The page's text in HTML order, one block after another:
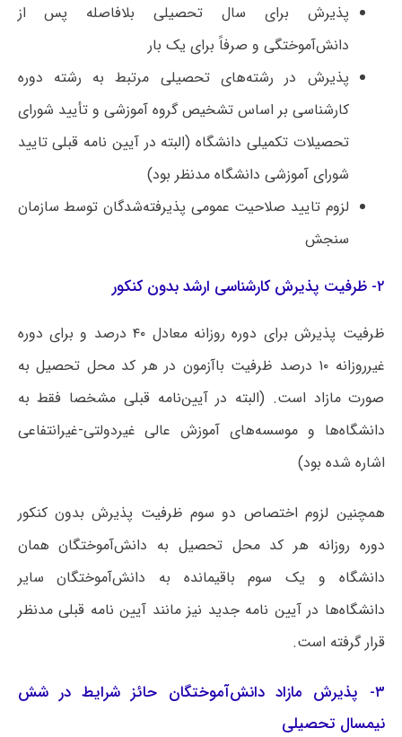
پذیرش برای سال تحصیلی بلافاصله پس از
دانش‌آموختگی و صرفاً برای یک بار
پذیرش در رشته‌های تحصیلی مرتبط به رشته دوره
کارشناسی بر اساس تشخیص گروه آموزشی و تأیید شورای
تحصیلات تکمیلی دانشگاه (البته در آیین نامه قبلی تایید
شورای آموزشی دانشگاه مدنظر بود)
لزوم تایید صلاحیت عمومی پذیرفته‌شدگان توسط سازمان
سنجش
۲- ظرفیت پذیرش کارشناسی ارشد بدون کنکور
ظرفیت پذیرش برای دوره روزانه معادل ۴۰ درصد و برای دوره
غیرروزانه ۱۰ درصد ظرفیت باآزمون در هر کد محل تحصیل به
صورت مازاد است. (البته در آیین‌نامه قبلی مشخصا فقط به
دانشگاه‌ها و موسسه‌های آموزش عالی غیردولتی-غیرانتفاعی
اشاره شده بود)
همچنین لزوم اختصاص دو سوم ظرفیت پذیرش بدون کنکور
دوره روزانه هر کد محل تحصیل به دانش‌آموختگان همان
دانشگاه و یک سوم باقیمانده به دانش‌آموختگان سایر
دانشگاه‌ها در آیین نامه جدید نیز مانند آیین نامه قبلی مدنظر
قرار گرفته است.
۳- پذیرش مازاد دانش‌آموختگان حائز شرایط در شش
نیمسال تحصیلی